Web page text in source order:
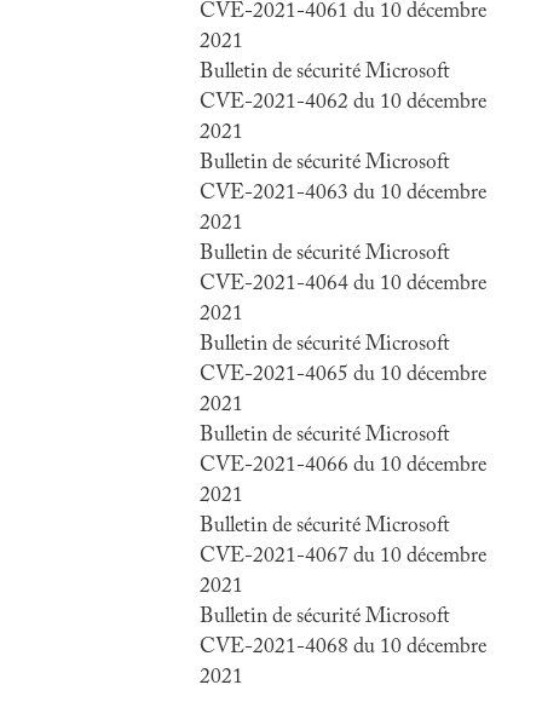
CVE-2021-4061 du 10 décembre
2021
Bulletin de sécurité Microsoft
CVE-2021-4062 du 10 décembre
2021
Bulletin de sécurité Microsoft
CVE-2021-4063 du 10 décembre
2021
Bulletin de sécurité Microsoft
CVE-2021-4064 du 10 décembre
2021
Bulletin de sécurité Microsoft
CVE-2021-4065 du 10 décembre
2021
Bulletin de sécurité Microsoft
CVE-2021-4066 du 10 décembre
2021
Bulletin de sécurité Microsoft
CVE-2021-4067 du 10 décembre
2021
Bulletin de sécurité Microsoft
CVE-2021-4068 du 10 décembre
2021